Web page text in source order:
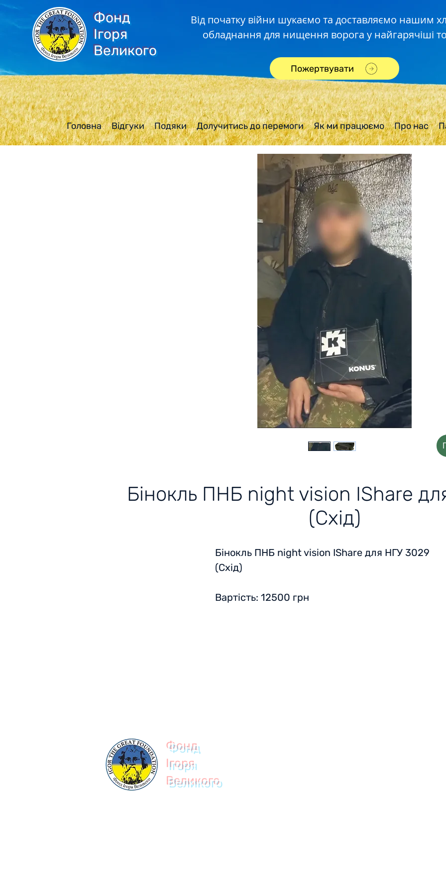
Фонд
Ігоря
Великого
Від початку війни шукаємо та доставляємо нашим
обладнання для нищення ворога у найгарячіші
Пожертвувати
Головна Відгуки Подяки Долучитись до перемоги Як ми працюємо Про нас
Бінокль ПНБ night vision IShare
(Схід)
Бінокль ПНБ night vision IShare для НГУ 3029
(Схід)
‍Вартість: 12500 грн
Фонд
Ігоря
Великого